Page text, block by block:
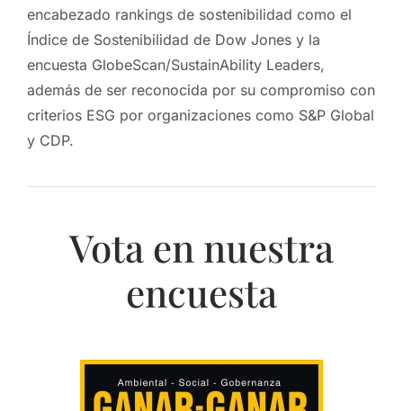
encabezado rankings de sostenibilidad como el
Índice de Sostenibilidad de Dow Jones y la
encuesta GlobeScan/SustainAbility Leaders,
además de ser reconocida por su compromiso con
criterios ESG por organizaciones como S&P Global
y CDP.
Vota en nuestra
encuesta